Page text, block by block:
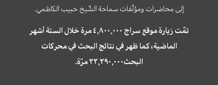
إلى محاضرات ومؤلّفات سماحة الشّيخ حبيب الكاظمي.
تمّت زيارة موقع سراج ٤,٨٠٠,٠٠٠ مرة خلال الستة أشهر
الماضية، كما ظهر في نتائج البحث في محركات
البحث٢٢,٢٩٠,٠٠٠ مرّة.